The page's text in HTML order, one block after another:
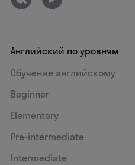
Английский по уровням
Обучение английскому
Beginner
Elementary
Pre-intermediate
Intermediate